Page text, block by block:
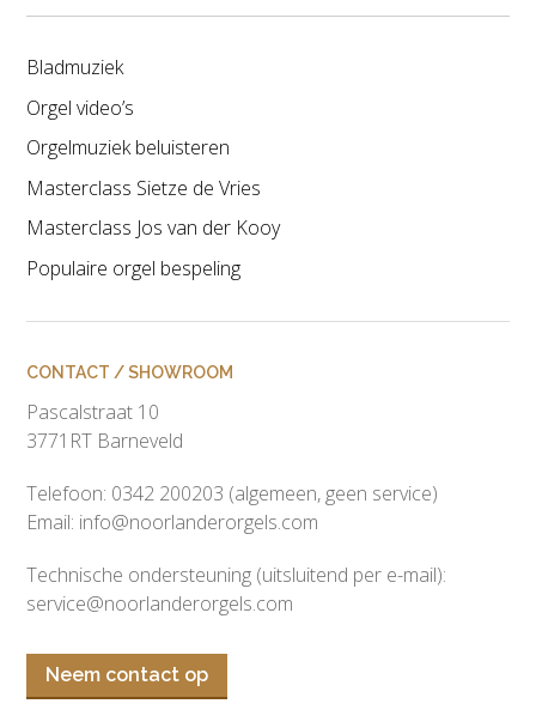
Bladmuziek
Orgel video’s
Orgelmuziek beluisteren
Masterclass Sietze de Vries
Masterclass Jos van der Kooy
Populaire orgel bespeling
CONTACT / SHOWROOM
Pascalstraat 10
3771RT Barneveld
Telefoon: 0342 200203 (algemeen, geen service)
Email: info@noorlanderorgels.com
Technische ondersteuning (uitsluitend per e-mail):
service@noorlanderorgels.com
Neem contact op